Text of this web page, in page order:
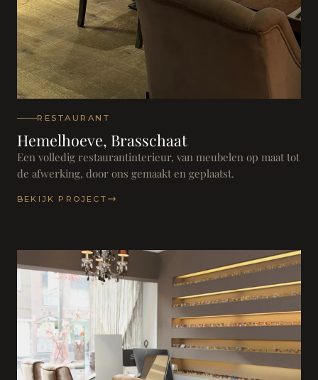
RESTAURANT
Hemelhoeve, Brasschaat
Een volledig restaurantinterieur, van meubelen op maat tot
de afwerking, door ons gemaakt en geplaatst.
BEKIJK PROJECT